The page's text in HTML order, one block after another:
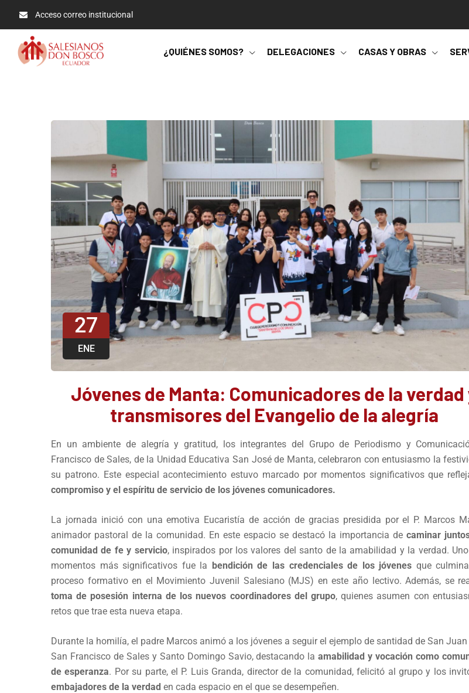
Acceso correo institucional
¿QUIÉNES SOMOS? DELEGACIONES CASAS Y OBRAS
27
ENE
Jóvenes de Manta: Comunicadores de la verdad
transmisores del Evangelio de la alegría
En un ambiente de alegría y gratitud, los integrantes del Grupo de Periodismo y
Francisco de Sales, de la Unidad Educativa San José de Manta, celebraron con entusiasmo la
su patrono. Este especial acontecimiento estuvo marcado por momentos significativos que
compromiso y el espíritu de servicio de los jóvenes comunicadores.
La jornada inició con una emotiva Eucaristía de acción de gracias presidida por el P. Marcos
animador pastoral de la comunidad. En este espacio se destacó la importancia de caminar
comunidad de fe y servicio, inspirados por los valores del santo de la amabilidad y la verdad.
momentos más significativos fue la bendición de las credenciales de los jóvenes que
proceso formativo en el Movimiento Juvenil Salesiano (MJS) en este año lectivo. Además, se
toma de posesión interna de los nuevos coordinadores del grupo, quienes asumen con
retos que trae esta nueva etapa.
Durante la homilía, el padre Marcos animó a los jóvenes a seguir el ejemplo de santidad de San Juan
San Francisco de Sales y Santo Domingo Savio, destacando laamabilidad y vocación como
de esperanza. Por su parte, el P. Luis Granda, director de la comunidad, felicitó al grupo y los
embajadores de la verdad en cada espacio en el que se desempeñen.